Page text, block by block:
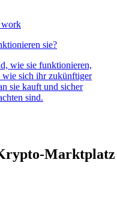
sie?
wie sie funktionieren,
wie sich ihr zukünftiger
sie kauft und sicher
sind.
Marktplatz